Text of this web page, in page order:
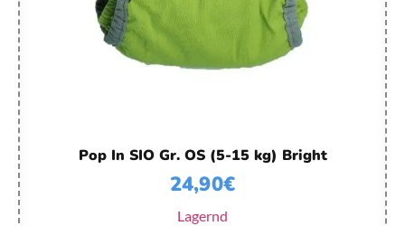
Pop In SIO Gr. OS (5-15 kg) Bright
24,90€
Lagernd